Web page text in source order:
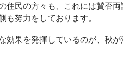
住民の方々も、これには賛否
も努力をしております。
効果を発揮しているのが、秋